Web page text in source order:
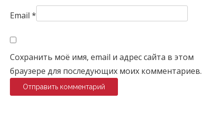
Email *
Сохранить моё имя, email и адрес сайта в этом
браузере для последующих моих комментариев.